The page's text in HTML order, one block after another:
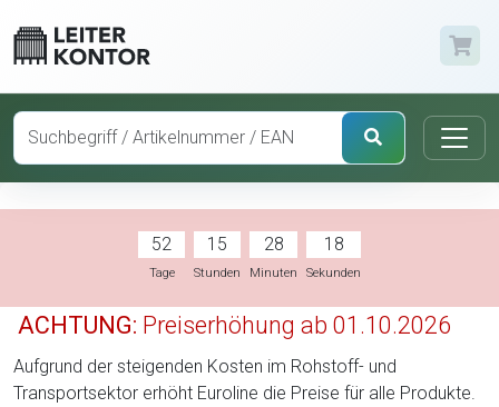
52
Tage
15
Stunden
28
Minuten
17
Sekunden
ACHTUNG: Preiserhöhung ab 01.10.2026
Aufgrund der steigenden Kosten im Rohstoff- und
Transportsektor erhöht Euroline die Preise für alle Produkte.